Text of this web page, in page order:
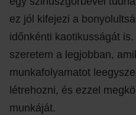
ez jól kifejezi a
időnkénti kaotikusságát
szeretem a legjobban,
munkafolyamatot
létrehozni, és ezzel
munkáját.